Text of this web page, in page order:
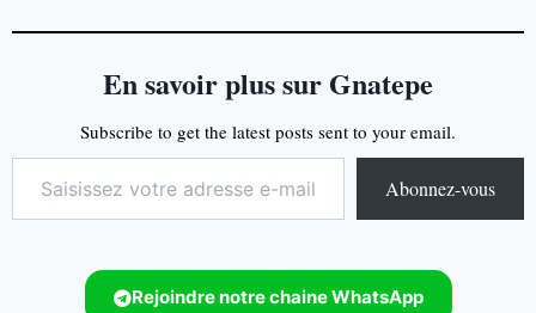
En savoir plus sur Gnatepe
Subscribe to get the latest posts sent to your email.
Abonnez-vous
Rejoindre notre chaine WhatsApp